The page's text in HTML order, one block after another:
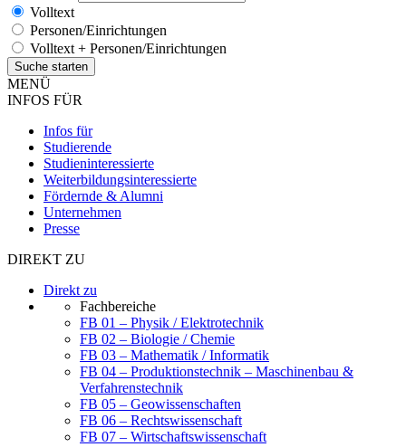
Volltext
Personen/Einrichtungen
Volltext + Personen/Einrichtungen
MENÜ
INFOS FÜR
Infos für
Studierende
Studieninteressierte
Weiterbildungsinteressierte
Fördernde & Alumni
Unternehmen
Presse
DIREKT ZU
Direkt zu
Fachbereiche
FB 01 – Physik / Elektrotechnik
FB 02 – Biologie / Chemie
FB 03 – Mathematik / Informatik
FB 04 – Produktionstechnik – Maschinenbau &
Verfahrenstechnik
FB 05 – Geowissenschaften
FB 06 – Rechtswissenschaft
FB 07 – Wirtschaftswissenschaft